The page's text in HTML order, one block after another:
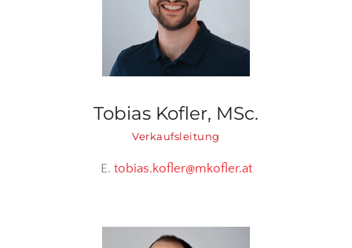
Tobias Kofler, MSc.
Verkaufsleitung
E. tobias.kofler@mkofler.at